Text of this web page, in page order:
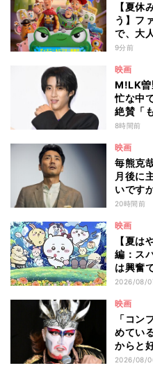
【夏休
う】フ
で、大
介 - 編
9分前
映画
M!LK曽
忙な中
絶賛「
8時間前
映画
毎熊克
月後に
いです
20時間前
映画
【夏は
編：ス
は興奮
リした
2026/08/
映画
「コン
めてい
からと
ン閣下
2026/08/